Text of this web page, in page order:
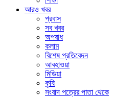
আরও খবর
প্রবাস
সব খবর
অপরাধ
কলাম
বিশেষ প্রতিবেদন
আবহাওয়া
মিডিয়া
কৃষি
সংবাদ পত্রের পাতা থেকে